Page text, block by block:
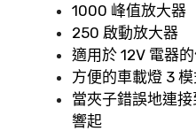
1000 峰值放大器
250 啟動放大器
適用於 12V 電器
方便的車載燈 3
當夾子錯誤地連
響起